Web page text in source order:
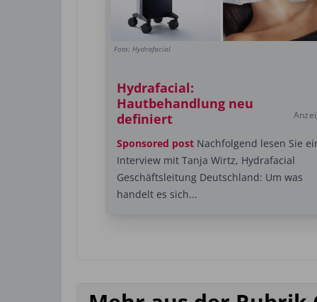
Foto: Hydrafacial
Hydrafacial:
Hautbehandlung neu
definiert
Sponsored post Nachfolgend lesen Sie
Interview mit Tanja Wirtz, Hydrafacial
Geschäftsleitung Deutschland: Um was
handelt es sich...